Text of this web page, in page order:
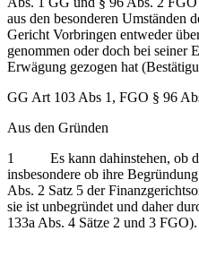
aus den besonderen Umständen
Gericht Vorbringen entweder
genommen oder doch bei seiner
Erwägung gezogen hat
GG Art 103 Abs 1, FGO § 96
Aus den Gründen
1 Es kann dahinstehen, ob
insbesondere ob ihre
Abs. 2 Satz 5 der
sie ist unbegründet und daher
133a Abs. 4 Sätze 2 und 3 FGO).